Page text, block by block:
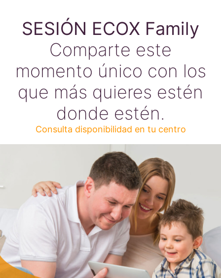
SESIÓN ECOX Family
Comparte este
momento único con los
que más quieres estén
donde estén.
Consulta disponibilidad en tu centro